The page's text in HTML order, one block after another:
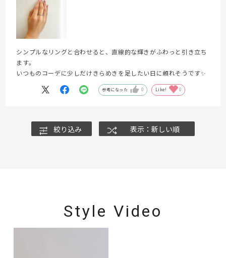
シンプルなリングと合わせると、直線的な輝きがふわっと引き立ち
ます。
いつものコーデに少しだけきらめきを足したい日に頼れそうです✨
参考になった 0 Like! 0
絞り込み 表示：新しい順
Style Video